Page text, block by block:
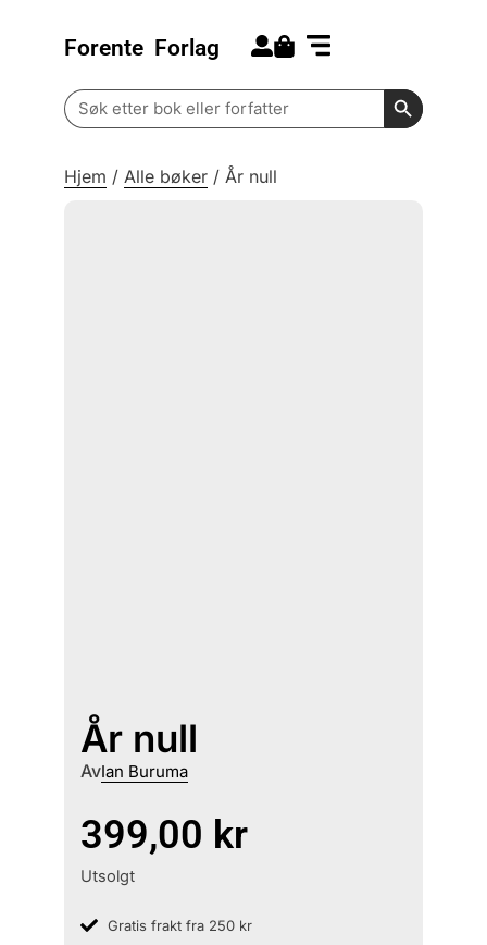
Forente Forlag
Search
for:
Search
Hjem / Alle bøker / År null
År null
AvIan Buruma
399,00 kr
Utsolgt
Gratis frakt fra 250 kr